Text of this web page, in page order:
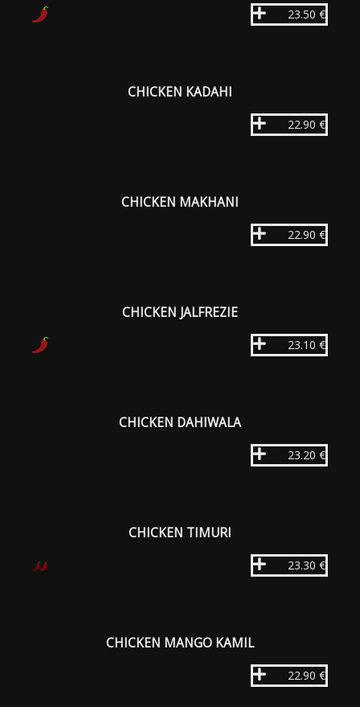
23.50 €
CHICKEN KADAHI
22.90 €
CHICKEN MAKHANI
22.90 €
CHICKEN JALFREZIE
23.10 €
CHICKEN DAHIWALA
23.20 €
CHICKEN TIMURI
23.30 €
CHICKEN MANGO KAMIL
22.90 €